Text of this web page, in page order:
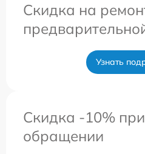
Скидка на
Узнать
Скидка -10%
обращении